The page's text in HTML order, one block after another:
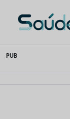
to
content
Saúde Oral
PUB